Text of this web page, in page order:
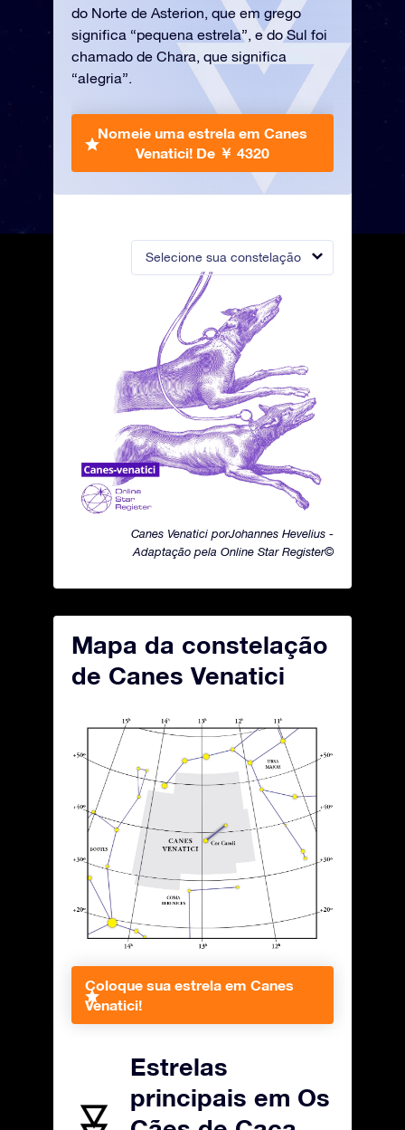
Selecione sua constelação
Canes Venatici porJohannes Hevelius -
Adaptação pela Online Star Register©
do Norte de Asterion, que em grego
significa “pequena estrela”, e do Sul foi
chamado de Chara, que significa
“alegria”.
Nomeie uma estrela em Canes
Venatici! De ￥ 4320
Mapa da constelação
de Canes Venatici
Coloque sua estrela em Canes
Venatici!
Estrelas
principais em Os